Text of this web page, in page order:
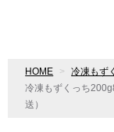
HOME
冷凍もず
冷凍もずくっち
送）